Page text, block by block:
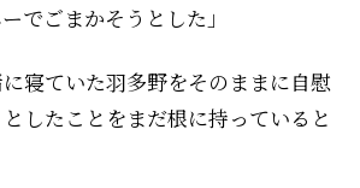
でごまかそうとした」
寝ていた羽多野をそのままに自慰
したことをまだ根に持っていると